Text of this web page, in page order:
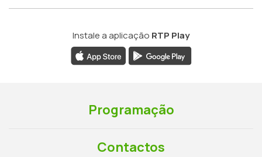
Instale a aplicação RTP Play
Programação
Contactos